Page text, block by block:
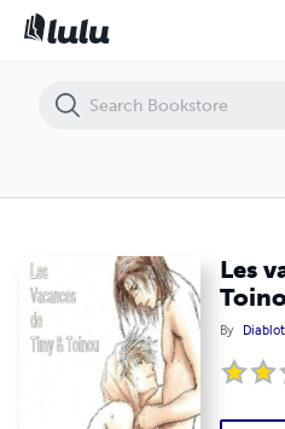
Les
By
Les vacances de Timy et Toinou